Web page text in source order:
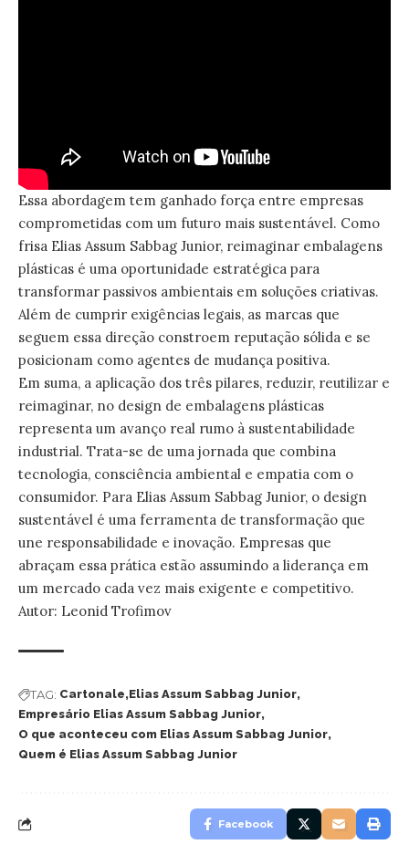
Essa abordagem tem ganhado força entre empresas
comprometidas com um futuro mais sustentável. Como
frisa Elias Assum Sabbag Junior, reimaginar embalagens
plásticas é uma oportunidade estratégica para
transformar passivos ambientais em soluções criativas.
Além de cumprir exigências legais, as marcas que
seguem essa direção constroem reputação sólida e se
posicionam como agentes de mudança positiva.
Em suma, a aplicação dos três pilares, reduzir, reutilizar e
reimaginar, no design de embalagens plásticas
representa um avanço real rumo à sustentabilidade
industrial. Trata-se de uma jornada que combina
tecnologia, consciência ambiental e empatia com o
consumidor. Para Elias Assum Sabbag Junior, o design
sustentável é uma ferramenta de transformação que
une responsabilidade e inovação. Empresas que
abraçam essa prática estão assumindo a liderança em
um mercado cada vez mais exigente e competitivo.
Autor: Leonid Trofimov
TAG: Cartonale Elias Assum Sabbag Junior
Empresário Elias Assum Sabbag Junior
O que aconteceu com Elias Assum Sabbag Junior
Quem é Elias Assum Sabbag Junior
Facebook